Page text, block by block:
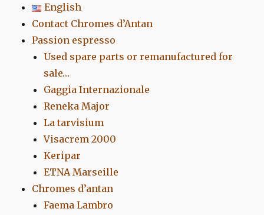
English
Contact Chromes d’Antan
Passion espresso
Used spare parts or remanufactured for
sale…
Gaggia Internazionale
Reneka Major
La tarvisium
Visacrem 2000
Keripar
ETNA Marseille
Chromes d’antan
Faema Lambro